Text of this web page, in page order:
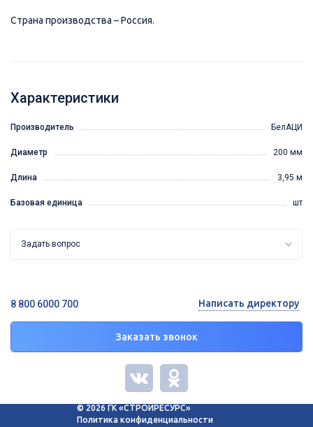
Страна производства – Россия.
Характеристики
Производитель БелАЦИ
Диаметр 200 мм
Длина 3,95 м
Базовая единица шт
Задать вопрос
8 800 6000 700
Заказать звонок
Написать директору
© 2026 ГК «СТРОЙРЕСУРС»
Политика конфиденциальности